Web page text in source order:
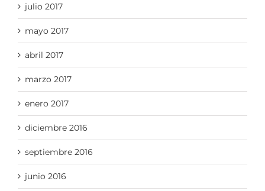
julio 2017
mayo 2017
abril 2017
marzo 2017
enero 2017
diciembre 2016
septiembre 2016
junio 2016